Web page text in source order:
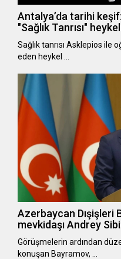
Antalya’da tarihi
"Sağlık Tanrısı"
Sağlık tanrısı Asklepios ile
eden heykel …
Azerbaycan Dışişleri
mevkidaşı Andrey
Görüşmelerin ardından
konuşan Bayramov, …